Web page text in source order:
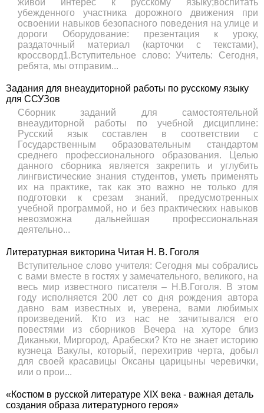
живой интерес к русскому языку;воспитать
убежденного участника дорожного движения при
освоении навыков безопасного поведения на улице и
дороги Оборудование: презентация к уроку,
раздаточный материал (карточки с текстами),
кроссворд1.Вступительное слово: Учитель: Сегодня,
ребята, мы отправим...
Задания для внеаудиторной работы по русскому языку
для ССУЗов
Сборник заданий для самостоятельной
внеаудиторной работы по учебной дисциплине:
Русский язык составлен в соответствии с
Государственным образовательным стандартом
среднего профессионального образования. Целью
данного сборника является закрепить и углубить
лингвистические знания студентов, уметь применять
их на практике, так как это важно не только для
подготовки к срезам знаний, предусмотренных
учебной программой, но и без практических навыков
невозможна дальнейшая профессиональная
деятельно...
Литературная викторина Читая Н. В. Гоголя
Вступительное слово учителя: Сегодня мы собрались
с вами вместе в гостях у замечательного, великого, на
весь мир известного писателя – Н.В.Гоголя. В этом
году исполняется 200 лет со дня рождения автора
давно вам известных и, уверена, вами любимых
произведений. Кто из нас не зачитывался его
повестями из сборников Вечера на хуторе близ
Диканьки, Миргород, Арабески? Кто не знает историю
кузнеца Вакулы, который, перехитрив черта, добыл
для своей красавицы Оксаны царицыны черевички,
или о прои...
«Костюм в русской литературе XIX века - важная деталь
создания образа литературного героя»